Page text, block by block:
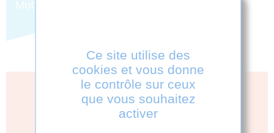
Mot de passe perdu ?
VOUS N'AVEZ PAS DE
COMPTE ?
Ce site utilise des
cookies et vous donne
le contrôle sur ceux
que vous souhaitez
activer